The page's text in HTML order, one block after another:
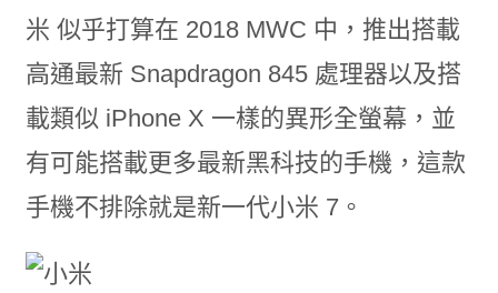
米 似乎打算在 2018 MWC 中，推出搭載
高通最新 Snapdragon 845 處理器以及搭
載類似 iPhone X 一樣的異形全螢幕，並
有可能搭載更多最新黑科技的手機，這款
手機不排除就是新一代小米 7。